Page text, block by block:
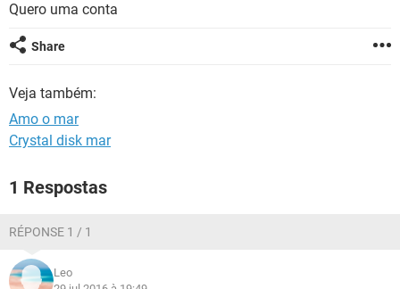
OUTLOOK
INSTAGRAM
INSTAGRAM
GUIA DE COMPRAS
Quero uma conta
Share
Veja também:
Amo o mar
Crystal disk mar
1 Respostas
RÉPONSE 1 / 1
Leo